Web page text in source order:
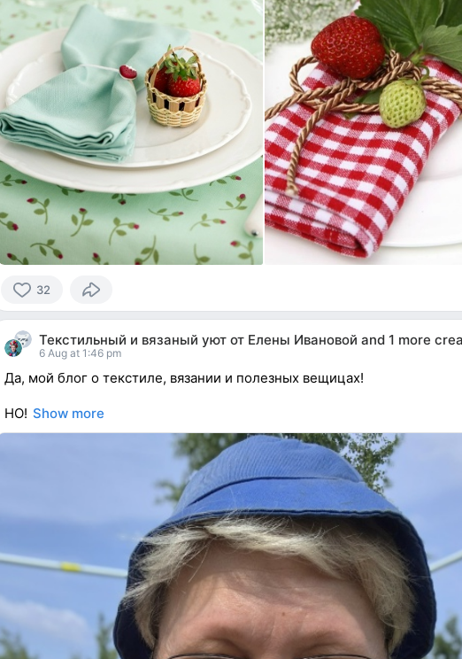
32
32
reactedТекстильный и вязаный уют от Елены Ивановой and 1 more
6 Aug at 1:46 pm
Да, мой блог о текстиле, вязании и полезных вещицах!
НО! Show more